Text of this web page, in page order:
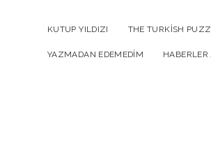
KUTUP YILDIZI THE TURKISH
YAZMADAN EDEMEDIM